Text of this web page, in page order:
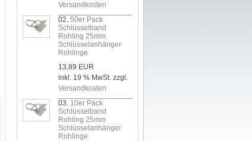
Versandkosten
02. 50er Pack
Schlüsselband
Rohling 25mm
Schlüsselanhänger
Rohlinge
13,89 EUR
inkl. 19 % MwSt. zzgl.
Versandkosten
03. 10er Pack
Schlüsselband
Rohling 25mm
Schlüsselanhänger
Rohlinge